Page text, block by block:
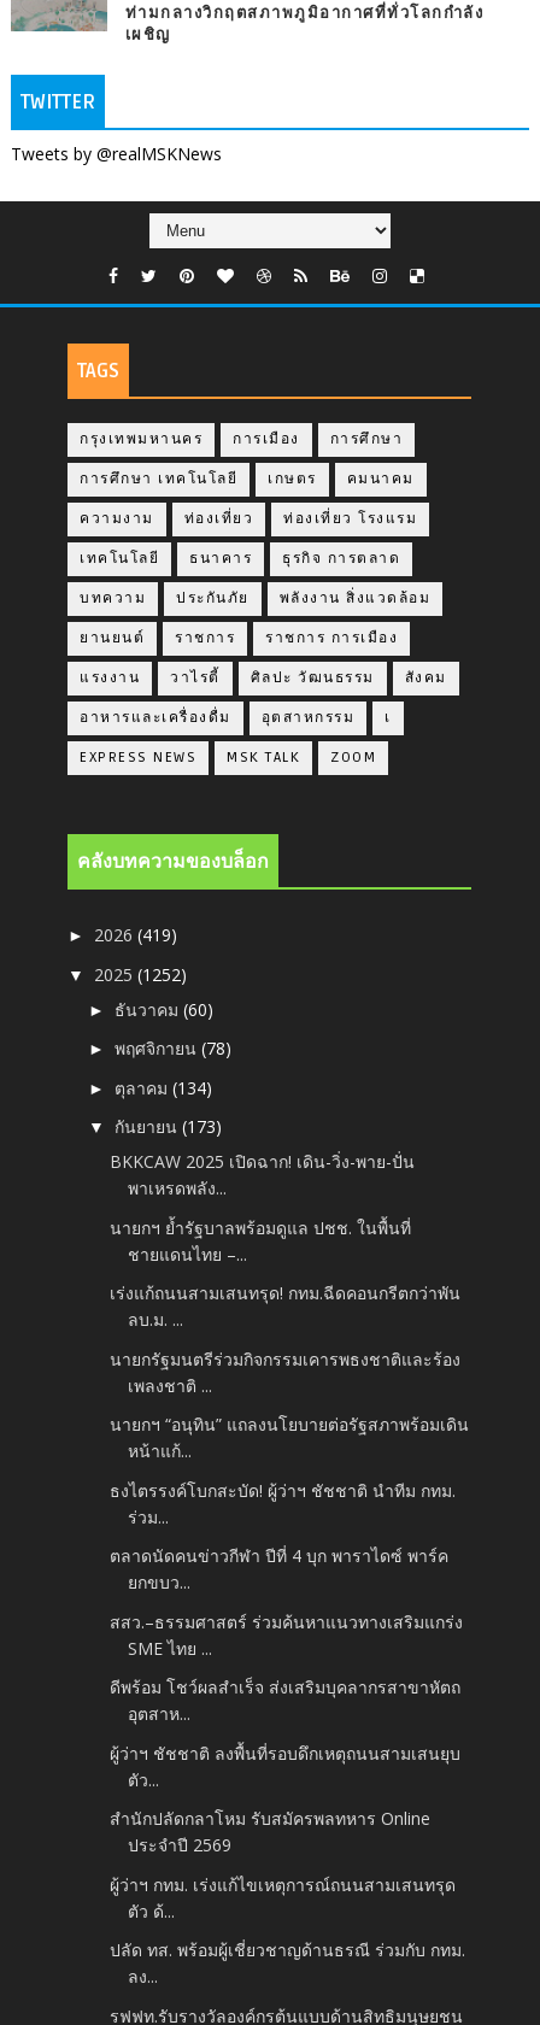
ท่ามกลางวิกฤตสภาพภูมิอากาศที่ทั่วโลกกำลัง
เผชิญ
TWITTER
Tweets by @realMSKNews
TAGS
กรุงเทพมหานคร การเมือง การศึกษา
การศึกษา เทคโนโลยี เกษตร คมนาคม
ความงาม ท่องเที่ยว ท่องเที่ยว โรงแรม
เทคโนโลยี ธนาคาร ธุรกิจ การตลาด
บทความ ประกันภัย พลังงาน สิ่งแวดล้อม
ยานยนต์ ราชการ ราชการ การเมือง
แรงงาน วาไรตี้ ศิลปะ วัฒนธรรม สังคม
อาหารและเครื่องดื่ม อุตสาหกรรม เ
EXPRESS NEWS MSK TALK ZOOM
คลังบทความของบล็อก
► 2026(419)
▼ 2025(1252)
► ธันวาคม(60)
►พฤศจิกายน(78)
► ตุลาคม(134)
▼ กันยายน(173)
BKKCAW 2025 เปิดฉาก! เดิน-วิ่ง-พาย-ปั่น
พาเหรดพลัง...
นายกฯ ย้ำรัฐบาลพร้อมดูแล ปชช. ในพื้นที่
ชายแดนไทย –...
เร่งแก้ถนนสามเสนทรุด! กทม.ฉีดคอนกรีตกว่าพัน
ลบ.ม. ...
นายกรัฐมนตรีร่วมกิจกรรมเคารพธงชาติและร้อง
เพลงชาติ ...
นายกฯ “อนุทิน” แถลงนโยบายต่อรัฐสภาพร้อมเดิน
หน้าแก้...
ธงไตรรงค์โบกสะบัด! ผู้ว่าฯ ชัชชาติ นำทีม กทม.
ร่วม...
ตลาดนัดคนข่าวกีฬา ปีที่ 4 บุก พาราไดซ์ พาร์ค
ยกขบว...
สสว.–ธรรมศาสตร์ ร่วมค้นหาแนวทางเสริมแกร่ง
SME ไทย ...
ดีพร้อม โชว์ผลสำเร็จ ส่งเสริมบุคลากรสาขาหัตถ
อุตสาห...
ผู้ว่าฯ ชัชชาติ ลงพื้นที่รอบดึกเหตุถนนสามเสนยุบ
ตัว...
สำนักปลัดกลาโหม รับสมัครพลทหาร Online
ประจำปี 2569
ผู้ว่าฯ กทม. เร่งแก้ไขเหตุการณ์ถนนสามเสนทรุด
ตัว ด้...
ปลัด ทส. พร้อมผู้เชี่ยวชาญด้านธรณี ร่วมกับ กทม.
ลง...
รฟฟท.รับรางวัลองค์กรต้นแบบด้านสิทธิมนุษยชน